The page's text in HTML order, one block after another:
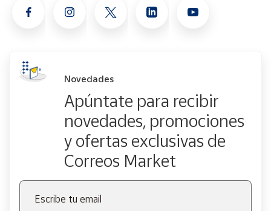
Novedades
Apúntate para recibir
novedades, promociones
y ofertas exclusivas de
Correos Market
Escribe tu email